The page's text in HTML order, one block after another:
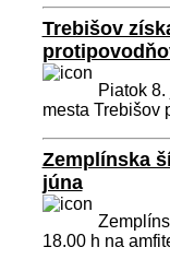
Trebišov
Piatok
mesta Trebišov
Zemplínska
júna
18.00 h na